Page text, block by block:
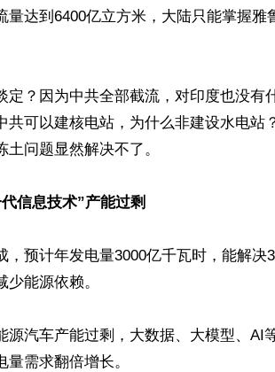
量达到6400亿立方米，大陆只能掌握雅
定？因为中共全部截流，对印度也没有
可以建核电站，为什么非建设水电站
问题显然解决不了。
信息技术”产能过剩
预计年发电量3000亿千瓦时，能解决
能源依赖。
源汽车产能过剩，大数据、大模型、AI
需求翻倍增长。